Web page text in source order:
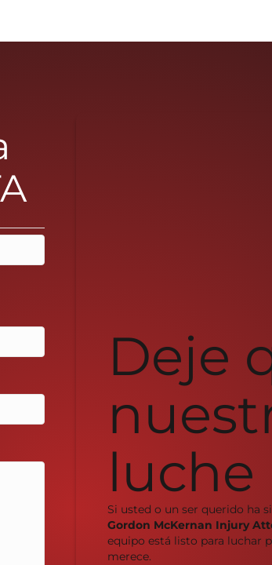
Deje
luche
Si usted o un ser querido ha
Gordon McKernan Injury
equipo está listo para luchar
merece.